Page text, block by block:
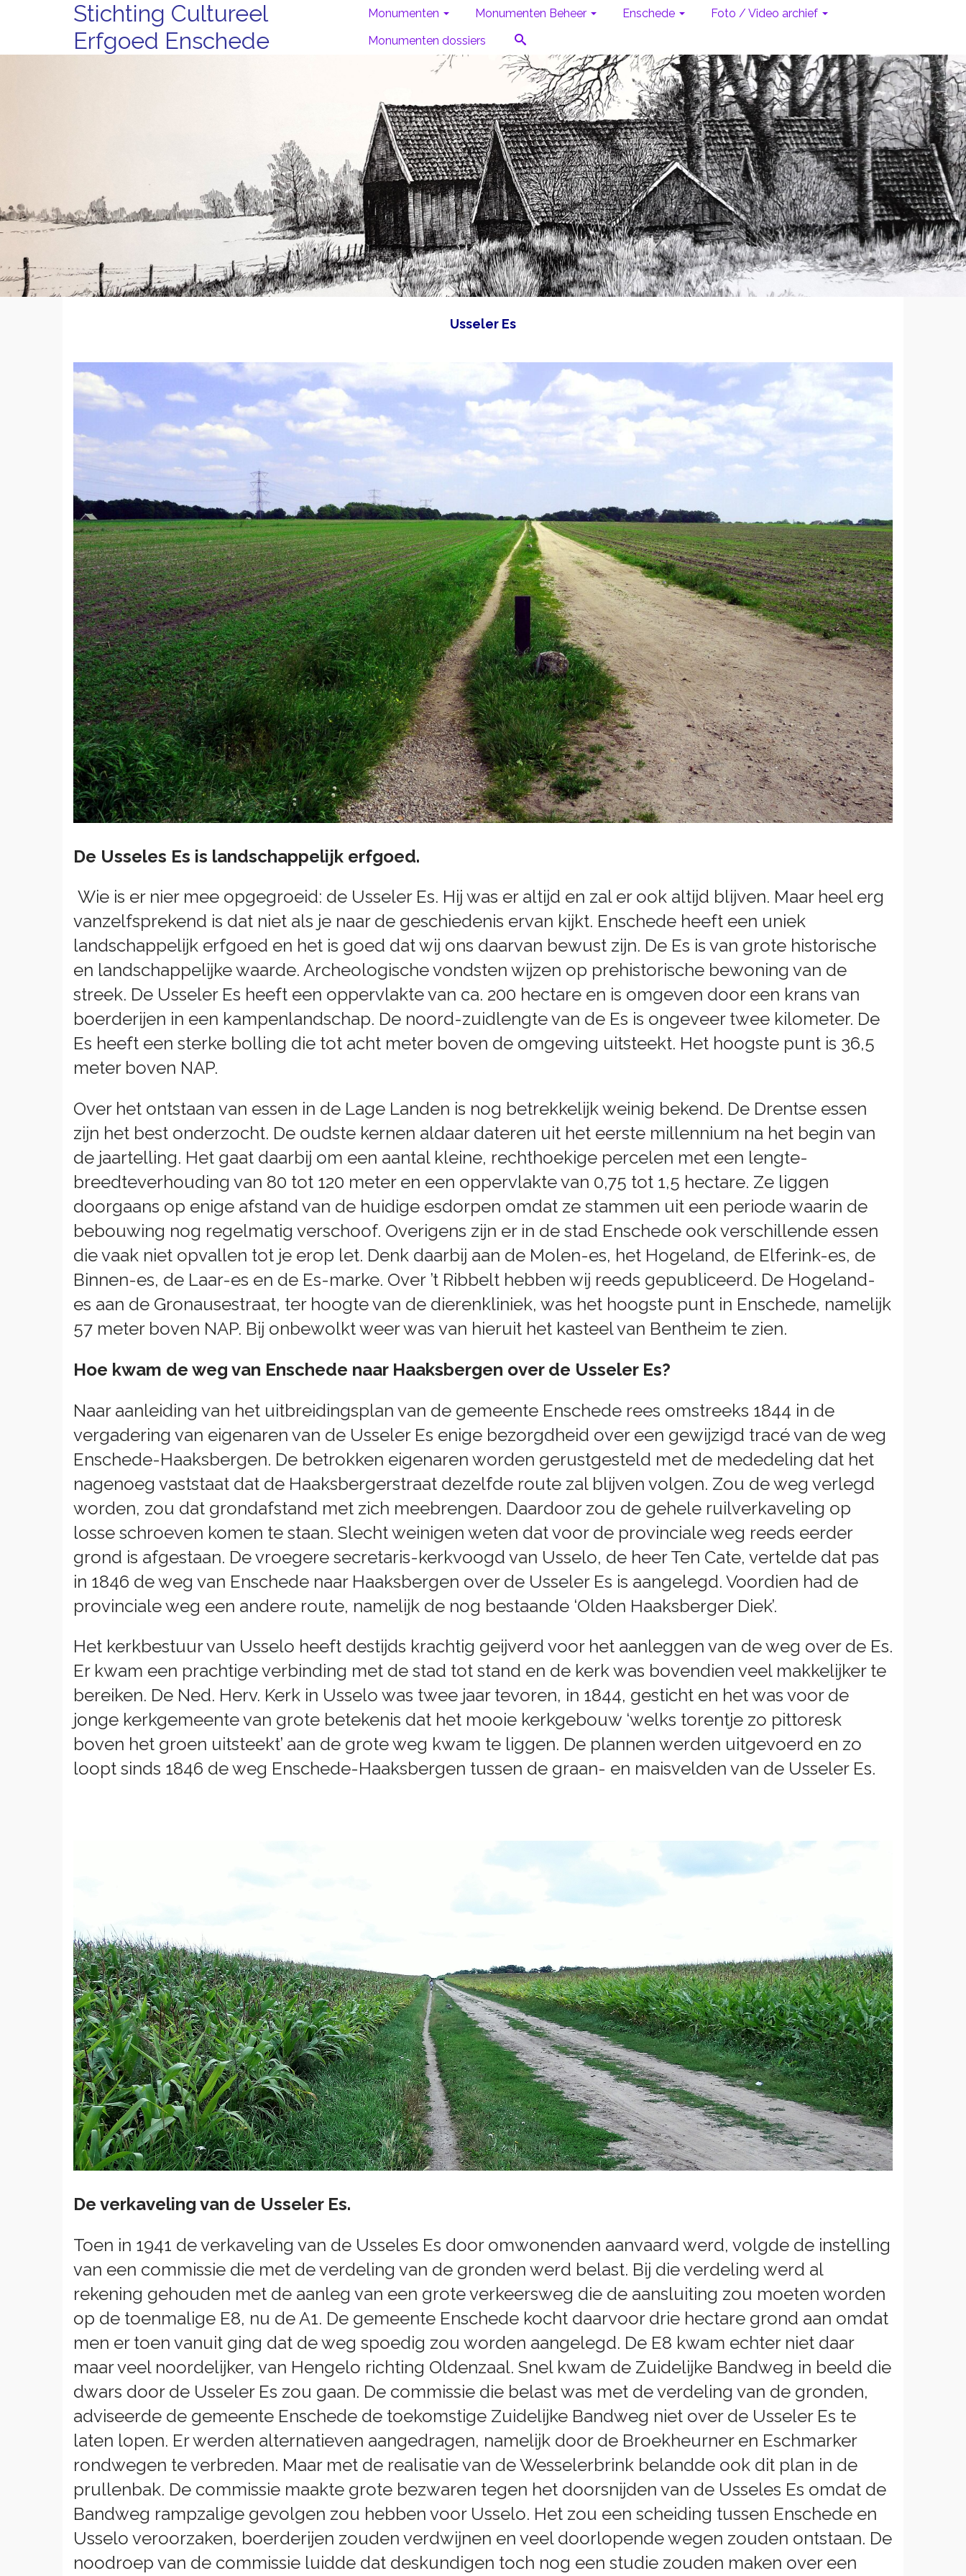
Stichting Cultureel
Erfgoed Enschede
Monumenten Monumenten Beheer Enschede
Foto / Video archief
Monumenten dossiers
Usseler Es
De Usseles Es is landschappelijk erfgoed.
Wie is er nier mee opgegroeid: de Usseler Es. Hij was er altijd en zal er ook altijd blijven. Maar heel erg
vanzelfsprekend is dat niet als je naar de geschiedenis ervan kijkt. Enschede heeft een uniek
landschappelijk erfgoed en het is goed dat wij ons daarvan bewust zijn. De Es is van grote historische
en landschappelijke waarde. Archeologische vondsten wijzen op prehistorische bewoning van de
streek. De Usseler Es heeft een oppervlakte van ca. 200 hectare en is omgeven door een krans van
boerderijen in een kampenlandschap. De noord-zuidlengte van de Es is ongeveer twee kilometer. De
Es heeft een sterke bolling die tot acht meter boven de omgeving uitsteekt. Het hoogste punt is 36,5
meter boven NAP.
Over het ontstaan van essen in de Lage Landen is nog betrekkelijk weinig bekend. De Drentse essen
zijn het best onderzocht. De oudste kernen aldaar dateren uit het eerste millennium na het begin van
de jaartelling. Het gaat daarbij om een aantal kleine, rechthoekige percelen met een lengte-
breedteverhouding van 80 tot 120 meter en een oppervlakte van 0,75 tot 1,5 hectare. Ze liggen
doorgaans op enige afstand van de huidige esdorpen omdat ze stammen uit een periode waarin de
bebouwing nog regelmatig verschoof. Overigens zijn er in de stad Enschede ook verschillende essen
die vaak niet opvallen tot je erop let. Denk daarbij aan de Molen-es, het Hogeland, de Elferink-es, de
Binnen-es, de Laar-es en de Es-marke. Over ’t Ribbelt hebben wij reeds gepubliceerd. De Hogeland-
es aan de Gronausestraat, ter hoogte van de dierenkliniek, was het hoogste punt in Enschede, namelijk
57 meter boven NAP. Bij onbewolkt weer was van hieruit het kasteel van Bentheim te zien.
Hoe kwam de weg van Enschede naar Haaksbergen over de Usseler Es?
Naar aanleiding van het uitbreidingsplan van de gemeente Enschede rees omstreeks 1844 in de
vergadering van eigenaren van de Usseler Es enige bezorgdheid over een gewijzigd tracé van de weg
Enschede-Haaksbergen. De betrokken eigenaren worden gerustgesteld met de mededeling dat het
nagenoeg vaststaat dat de Haaksbergerstraat dezelfde route zal blijven volgen. Zou de weg verlegd
worden, zou dat grondafstand met zich meebrengen. Daardoor zou de gehele ruilverkaveling op
losse schroeven komen te staan. Slecht weinigen weten dat voor de provinciale weg reeds eerder
grond is afgestaan. De vroegere secretaris-kerkvoogd van Usselo, de heer Ten Cate, vertelde dat pas
in 1846 de weg van Enschede naar Haaksbergen over de Usseler Es is aangelegd. Voordien had de
provinciale weg een andere route, namelijk de nog bestaande ‘Olden Haaksberger Diek’.
Het kerkbestuur van Usselo heeft destijds krachtig geijverd voor het aanleggen van de weg over de Es.
Er kwam een prachtige verbinding met de stad tot stand en de kerk was bovendien veel makkelijker te
bereiken. De Ned. Herv. Kerk in Usselo was twee jaar tevoren, in 1844, gesticht en het was voor de
jonge kerkgemeente van grote betekenis dat het mooie kerkgebouw ‘welks torentje zo pittoresk
boven het groen uitsteekt’ aan de grote weg kwam te liggen. De plannen werden uitgevoerd en zo
loopt sinds 1846 de weg Enschede-Haaksbergen tussen de graan- en maisvelden van de Usseler Es.
De verkaveling van de Usseler Es.
Toen in 1941 de verkaveling van de Usseles Es door omwonenden aanvaard werd, volgde de instelling
van een commissie die met de verdeling van de gronden werd belast. Bij die verdeling werd al
rekening gehouden met de aanleg van een grote verkeersweg die de aansluiting zou moeten worden
op de toenmalige E8, nu de A1. De gemeente Enschede kocht daarvoor drie hectare grond aan omdat
men er toen vanuit ging dat de weg spoedig zou worden aangelegd. De E8 kwam echter niet daar
maar veel noordelijker, van Hengelo richting Oldenzaal. Snel kwam de Zuidelijke Bandweg in beeld die
dwars door de Usseler Es zou gaan. De commissie die belast was met de verdeling van de gronden,
adviseerde de gemeente Enschede de toekomstige Zuidelijke Bandweg niet over de Usseler Es te
laten lopen. Er werden alternatieven aangedragen, namelijk door de Broekheurner en Eschmarker
rondwegen te verbreden. Maar met de realisatie van de Wesselerbrink belandde ook dit plan in de
prullenbak. De commissie maakte grote bezwaren tegen het doorsnijden van de Usseles Es omdat de
Bandweg rampzalige gevolgen zou hebben voor Usselo. Het zou een scheiding tussen Enschede en
Usselo veroorzaken, boerderijen zouden verdwijnen en veel doorlopende wegen zouden ontstaan. De
noodroep van de commissie luidde dat deskundigen toch nog een studie zouden maken over een